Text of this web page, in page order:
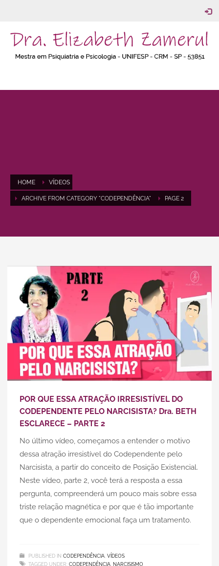
HOME VÍDEOS
ARCHIVE FROM CATEGORY "CODEPENDÊNCIA" PAGE 2
POR QUE ESSA ATRAÇÃO IRRESISTÍVEL DO
CODEPENDENTE PELO NARCISISTA? Dra. BETH
ESCLARECE – PARTE 2
No último vídeo, começamos a entender o motivo
dessa atração irresistível do Codependente pelo
Narcisista, a partir do conceito de Posição Existencial.
Neste vídeo, parte 2, você terá a resposta a essa
pergunta, compreenderá um pouco mais sobre essa
triste relação magnética e por que é tão importante
que o dependente emocional faça um tratamento.
PUBLISHED IN CODEPENDÊNCIA VÍDEOS
TAGGED UNDER: CODEPENDÊNCIA NARCISISMO